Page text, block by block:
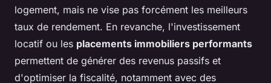
logement, mais ne vise pas forcément les meilleurs
taux de rendement. En revanche, l'investissement
locatif ou les placements immobiliers performants
permettent de générer des revenus passifs et
d'optimiser la fiscalité, notamment avec des